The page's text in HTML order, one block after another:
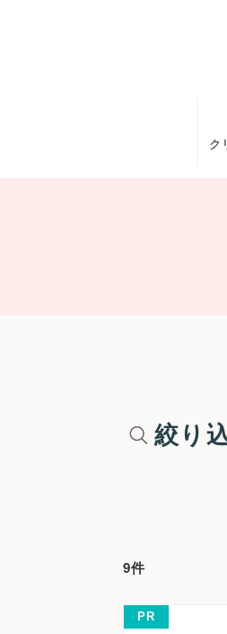
ク
絞り
9件
PR